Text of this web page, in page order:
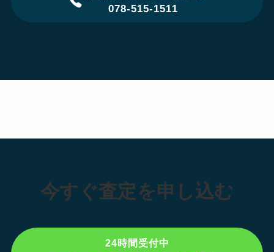
078-515-1511
今すぐ査定を申し込む
24時間受付中